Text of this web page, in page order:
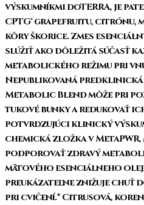
výskumníkmi doTERRA, je
CPTG® grapefruitu, citrónu,
kôry škorice. Zmes
slúžiť ako dôležitá súčasť
metabolického režimu pri
Nepublikovaná predklinická
Metabolic Blend môže pri
tukové bunky a redukovať
potvrdzujúci klinický
chemická zložka v
podporovať zdravý
mätového esenciálneho
preukázateľne znižuje chuť
pri cvičení.* Citrusová,